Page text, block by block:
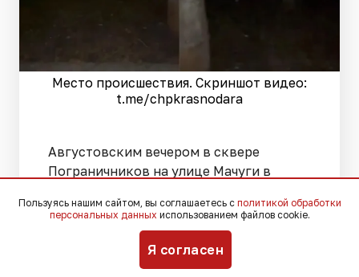
Место происшествия. Скриншот видео:
t.me/chpkrasnodara
Августовским вечером в сквере
Пограничников на улице Мачуги в
эпизод: местная жительница
подверглась преследованию со
стороны полностью раздетого
Пользуясь нашим сайтом, вы соглашаетесь с политикой обработки
персональных данных использованием файлов cookie.
Я согласен